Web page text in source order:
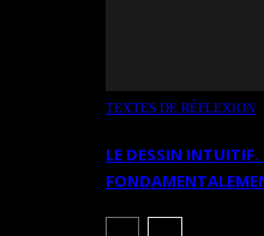
TEXTES DE RÉFLEXION
LE DESSIN